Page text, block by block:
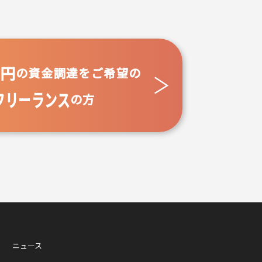
の資金調達をご希望の
ーランスの方
ニュース